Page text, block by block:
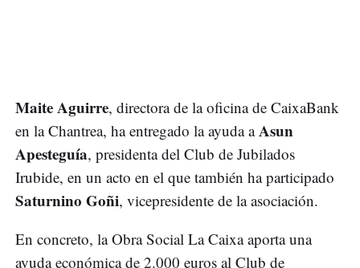
Maite Aguirre, directora de la oficina de CaixaBank
en la Chantrea, ha entregado la ayuda aAsun
Apesteguía, presidenta del Club de Jubilados
Irubide, en un acto en el que también ha participado
Saturnino Goñi, vicepresidente de la asociación.
En concreto, la Obra Social La Caixa aporta una
ayuda económica de 2.000 euros al Club de